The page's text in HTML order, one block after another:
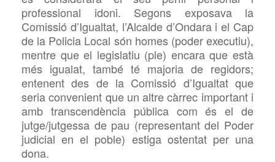
professional idoni. Segons exposava la
Comissió d’Igualtat, l’Alcalde d’Ondara i el Cap
de la Policia Local són homes (poder executiu),
mentre que el legislatiu (ple) encara que està
més igualat, també té majoria de regidors;
entenent des de la Comissió d’Igualtat que
seria convenient que un altre càrrec important i
amb transcendència pública com és el de
jutge/jutgessa de pau (representant del Poder
judicial en el poble) estiga ostentat per una
dona.